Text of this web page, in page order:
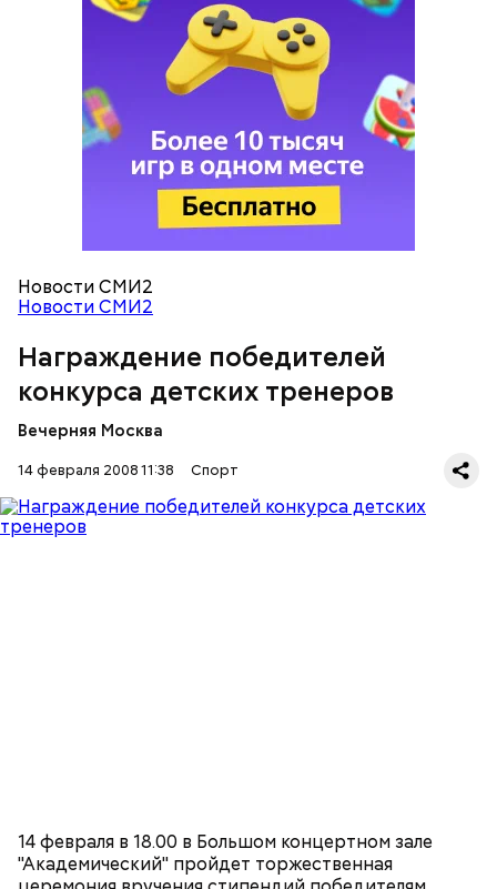
Новости СМИ2
Новости СМИ2
Награждение победителей
конкурса детских тренеров
Вечерняя Москва
14 февраля 2008 11:38 Спорт
14 февраля в 18.00 в Большом концертном зале
"Академический" пройдет торжественная